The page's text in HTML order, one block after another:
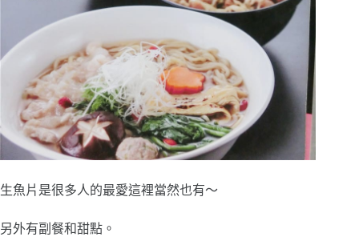
生魚片是很多人的最愛這裡當然也有～
另外有副餐和甜點。